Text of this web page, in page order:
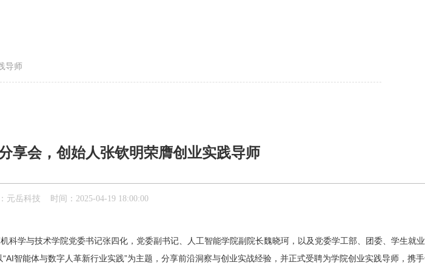
导师
享会，创始人张钦明荣膺创业实践导师
元岳科技 时间：2025-04-19 18:00:00
科学与技术学院党委书记张四化 ‌，‌ 党委副书记、人工智能学院副院长魏晓珂 ，以及党委学工部、团委、学生就
智能体与数字人革新行业实践”为主题，分享前沿洞察与创业实战经验，并正式受聘为学院‌创业实践导师 ，携